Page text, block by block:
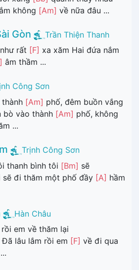
không [Am] về nữa đâu ...
Gòn
Trần Thiện Thanh
rất [F] xa xăm Hai đứa nắm
âm thầm ...
Công Sơn
[Am] phố, đêm buồn vắng
bò vào thành [Am] phố, không
...
Trịnh Công Sơn
thanh bình tôi [Bm] sẽ
sẽ đi thăm một phố đầy [A] hầm
Hàn Châu
rồi em về thăm lại
Đã lâu lắm rồi em [F] về đi qua